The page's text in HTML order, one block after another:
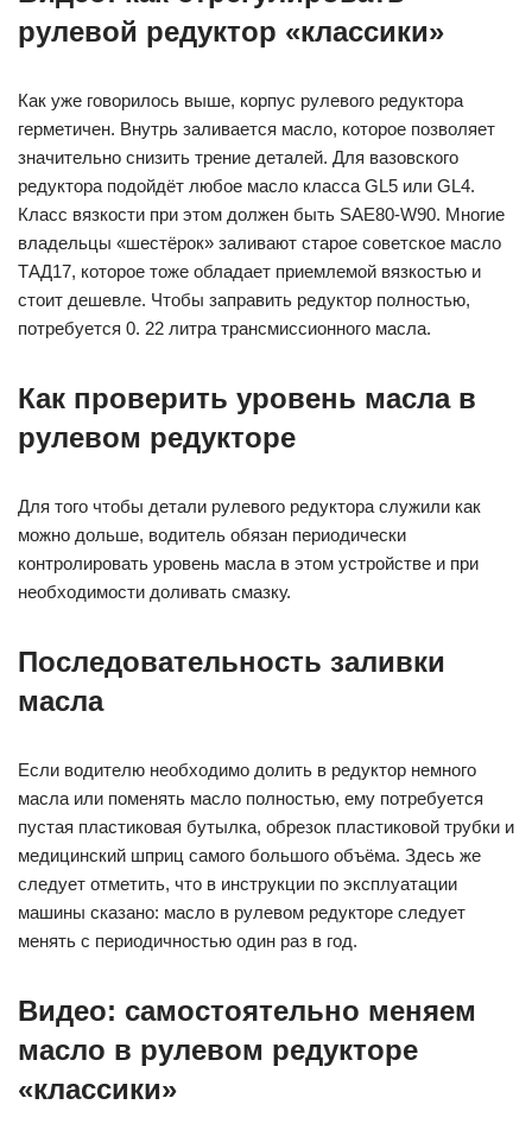
рулевой редуктор «классики»
Как уже говорилось выше, корпус рулевого редуктора
герметичен. Внутрь заливается масло, которое позволяет
значительно снизить трение деталей. Для вазовского
редуктора подойдёт любое масло класса GL5 или GL4.
Класс вязкости при этом должен быть SAE80-W90. Многие
владельцы «шестёрок» заливают старое советское масло
ТАД17, которое тоже обладает приемлемой вязкостью и
стоит дешевле. Чтобы заправить редуктор полностью,
потребуется 0. 22 литра трансмиссионного масла.
Как проверить уровень масла в
рулевом редукторе
Для того чтобы детали рулевого редуктора служили как
можно дольше, водитель обязан периодически
контролировать уровень масла в этом устройстве и при
необходимости доливать смазку.
Последовательность заливки
масла
Если водителю необходимо долить в редуктор немного
масла или поменять масло полностью, ему потребуется
пустая пластиковая бутылка, обрезок пластиковой трубки и
медицинский шприц самого большого объёма. Здесь же
следует отметить, что в инструкции по эксплуатации
машины сказано: масло в рулевом редукторе следует
менять с периодичностью один раз в год.
Видео: самостоятельно меняем
масло в рулевом редукторе
«классики»